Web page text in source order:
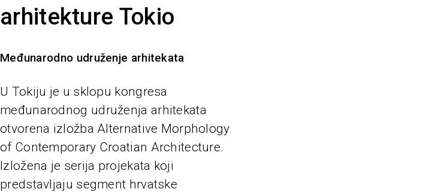
arhitekture Tokio
Međunarodno udruženje arhitekata
U Tokiju je u sklopu kongresa
međunarodnog udruženja arhitekata
otvorena izložba Alternative Morphology
of Contemporary Croatian Architecture.
Izložena je serija projekata koji
predstavljaju segment hrvatske